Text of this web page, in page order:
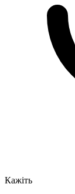
Кажіть